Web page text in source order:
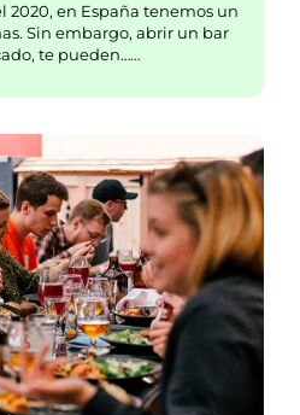
2020, en España tenemos un
Sin embargo, abrir un bar
te pueden……